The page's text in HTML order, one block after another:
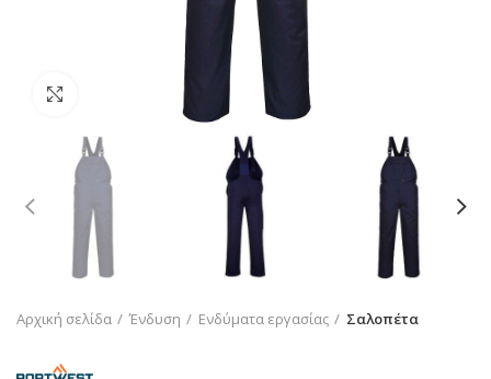
Click to enlarge
Αρχική σελίδα Ένδυση Ενδύματα εργασίας Σαλοπέτα